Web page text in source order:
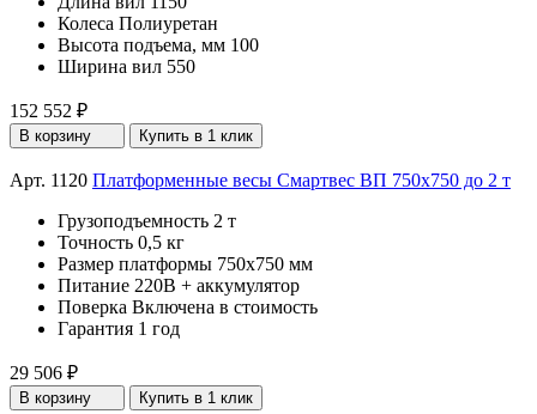
Колеса Полиуретан
Высота подъема, мм 100
Ширина вил 550
152 552 ₽
В корзину Купить в 1 клик
Арт. 1120 Платформенные весы Смартвес ВП 750x750 до 2 т
Грузоподъемность 2 т
Точность 0,5 кг
Размер платформы 750х750 мм
Питание 220В + аккумулятор
Поверка Включена в стоимость
Гарантия 1 год
29 506 ₽
В корзину Купить в 1 клик